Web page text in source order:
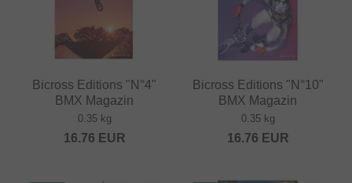
Bicross Editions "N°4"
BMX Magazin
0.35 kg
16.76 EUR
Bicross Editions "N°10"
BMX Magazin
0.35 kg
16.76 EUR